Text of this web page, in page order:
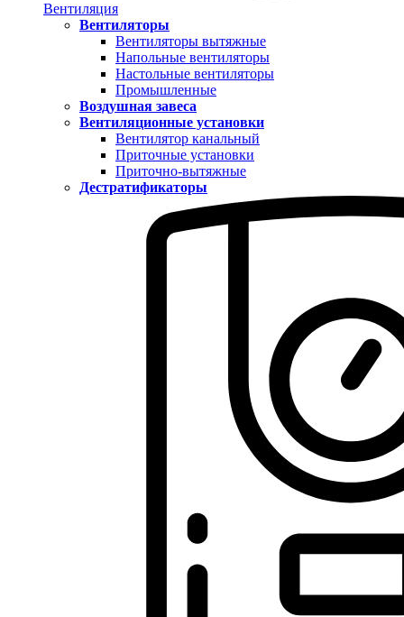
Вентиляция
Вентиляторы
Вентиляторы вытяжные
Напольные вентиляторы
Настольные вентиляторы
Промышленные
Воздушная завеса
Вентиляционные установки
Вентилятор канальный
Приточные установки
Приточно-вытяжные
Дестратификаторы